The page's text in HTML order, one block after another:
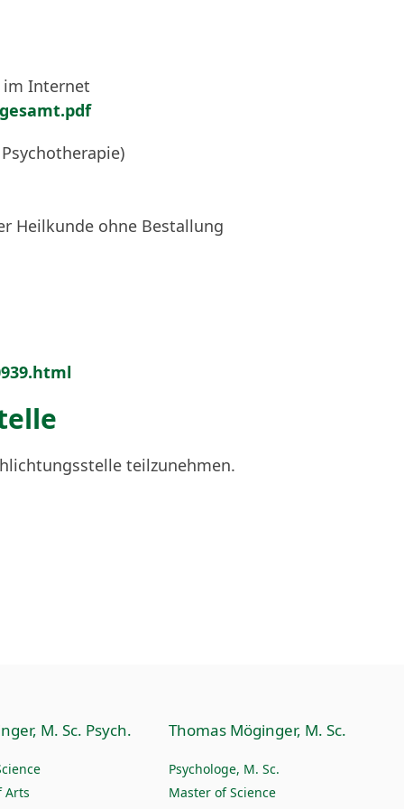
im Internet
Heilkunde ohne Bestallung
teilzunehmen.
M. Sc. Psych.
Arts
Thomas Möginger, M. Sc.
Psychologe, M. Sc.
Master of Science